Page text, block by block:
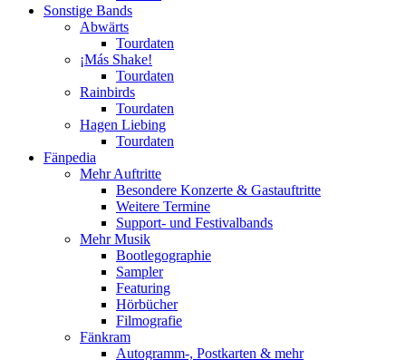
Sonstige Bands
Abwärts
Tourdaten
¡Más Shake!
Tourdaten
Rainbirds
Tourdaten
Hagen Liebing
Tourdaten
Fänpedia
Mehr Auftritte
Besondere Konzerte & Gastauftritte
Weitere Termine
Support- und Festivalbands
Mehr Musik
Bootlegographie
Sampler
Featuring
Hörbücher
Filmografie
Fänkram
Autogramm-, Postkarten & mehr